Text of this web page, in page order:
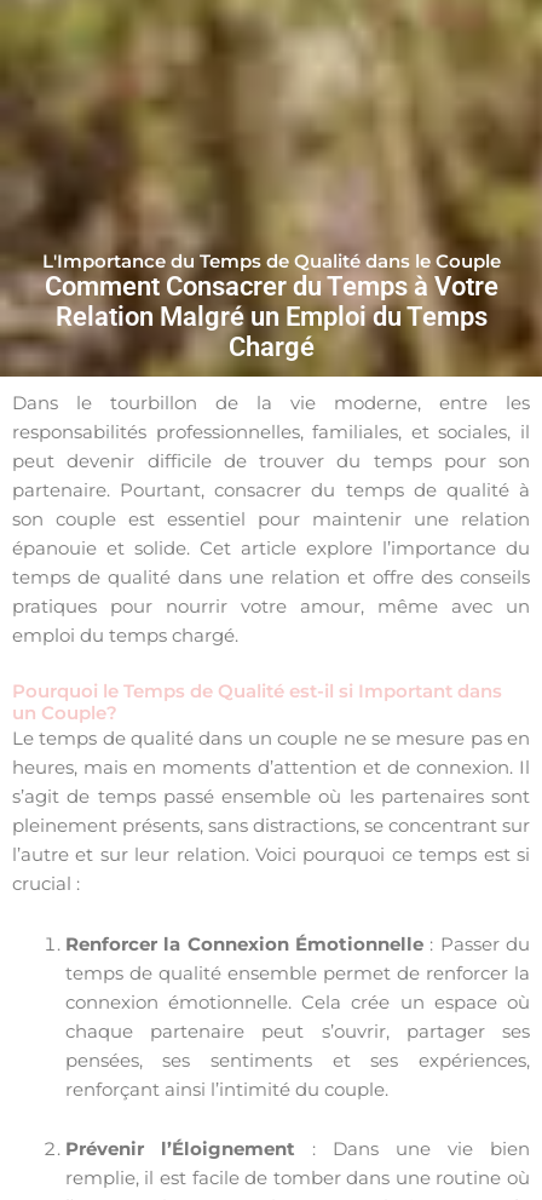
L'Importance du Temps de Qualité dans le Couple
Comment Consacrer du Temps à Votre
Relation Malgré un Emploi du Temps
Chargé
Dans le tourbillon de la vie moderne, entre les
responsabilités professionnelles, familiales, et sociales, il
peut devenir difficile de trouver du temps pour son
partenaire. Pourtant, consacrer du temps de qualité à
son couple est essentiel pour maintenir une relation
épanouie et solide. Cet article explore l’importance du
temps de qualité dans une relation et offre des conseils
pratiques pour nourrir votre amour, même avec un
emploi du temps chargé.
Pourquoi le Temps de Qualité est-il si Important dans
un Couple?
Le temps de qualité dans un couple ne se mesure pas en
heures, mais en moments d’attention et de connexion. Il
s’agit de temps passé ensemble où les partenaires sont
pleinement présents, sans distractions, se concentrant sur
l’autre et sur leur relation. Voici pourquoi ce temps est si
crucial :
Renforcer la Connexion Émotionnelle: Passer du
temps de qualité ensemble permet de renforcer la
connexion émotionnelle. Cela crée un espace où
chaque partenaire peut s’ouvrir, partager ses
pensées, ses sentiments et ses expériences,
renforçant ainsi l’intimité du couple.
Prévenir l’Éloignement : Dans une vie bien
remplie, il est facile de tomber dans une routine où